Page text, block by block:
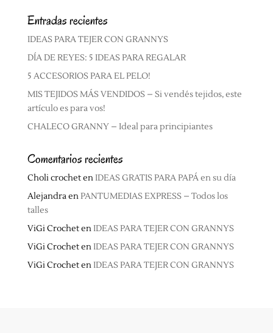
Entradas recientes
IDEAS PARA TEJER CON GRANNYS
DÍA DE REYES: 5 IDEAS PARA REGALAR
5 ACCESORIOS PARA EL PELO!
MIS TEJIDOS MÁS VENDIDOS – Si vendés tejidos, este
artículo es para vos!
CHALECO GRANNY – Ideal para principiantes
Comentarios recientes
Choli crochetenIDEAS GRATIS PARA PAPÁ en su día
AlejandraenPANTUMEDIAS EXPRESS – Todos los
talles
ViGi CrochetenIDEAS PARA TEJER CON GRANNYS
ViGi CrochetenIDEAS PARA TEJER CON GRANNYS
ViGi CrochetenIDEAS PARA TEJER CON GRANNYS